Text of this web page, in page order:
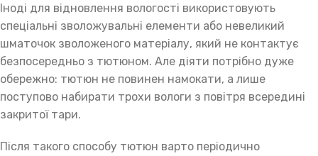
Іноді для відновлення вологості використовують
спеціальні зволожувальні елементи або невеликий
шматочок зволоженого матеріалу, який не контактує
безпосередньо з тютюном. Але діяти потрібно дуже
обережно: тютюн не повинен намокати, а лише
поступово набирати трохи вологи з повітря всередині
закритої тари.
Після такого способу тютюн варто періодично